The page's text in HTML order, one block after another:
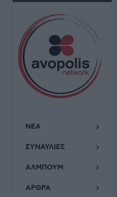
ΝΕΑ
ΣΥΝΑΥΛΙΕΣ
ΑΛΜΠΟΥΜ
ΑΡΘΡΑ